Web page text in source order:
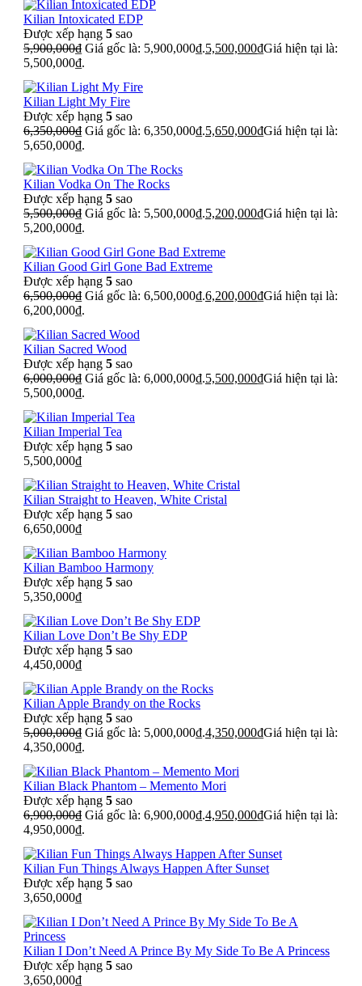
Kilian Intoxicated EDP
Được xếp hạng 5 sao
5,900,000₫ Giá gốc là: 5,900,000₫.5,500,000₫Giá hiện tại là:
5,500,000₫.
Kilian Light My Fire
Được xếp hạng 5 sao
6,350,000₫ Giá gốc là: 6,350,000₫.5,650,000₫Giá hiện tại là:
5,650,000₫.
Kilian Vodka On The Rocks
Được xếp hạng 5 sao
5,500,000₫ Giá gốc là: 5,500,000₫.5,200,000₫Giá hiện tại là:
5,200,000₫.
Kilian Good Girl Gone Bad Extreme
Được xếp hạng 5 sao
6,500,000₫ Giá gốc là: 6,500,000₫.6,200,000₫Giá hiện tại là:
6,200,000₫.
Kilian Sacred Wood
Được xếp hạng 5 sao
6,000,000₫ Giá gốc là: 6,000,000₫.5,500,000₫Giá hiện tại là:
5,500,000₫.
Kilian Imperial Tea
Được xếp hạng 5 sao
5,500,000₫
Kilian Straight to Heaven, White Cristal
Được xếp hạng 5 sao
6,650,000₫
Kilian Bamboo Harmony
Được xếp hạng 5 sao
5,350,000₫
Kilian Love Don’t Be Shy EDP
Được xếp hạng 5 sao
4,450,000₫
Kilian Apple Brandy on the Rocks
Được xếp hạng 5 sao
5,000,000₫ Giá gốc là: 5,000,000₫.4,350,000₫Giá hiện tại là:
4,350,000₫.
Kilian Black Phantom – Memento Mori
Được xếp hạng 5 sao
6,900,000₫ Giá gốc là: 6,900,000₫.4,950,000₫Giá hiện tại là:
4,950,000₫.
Kilian Fun Things Always Happen After Sunset
Được xếp hạng 5 sao
3,650,000₫
Kilian I Don’t Need A Prince By My Side To Be A Princess
Được xếp hạng 5 sao
3,650,000₫